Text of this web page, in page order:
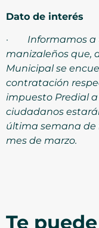
Dato de interés
· Informamos a
manizaleños que,
Municipal se
contratación
impuesto Predial
ciudadanos
última semana de
mes de marzo.
Te